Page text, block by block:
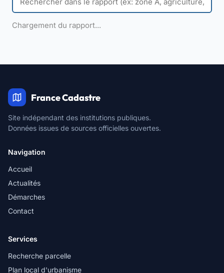
Chargement du rapport...
France Cadastre
Site indépendant des institutions publiques.
Données issues de sources officielles ouvertes.
Navigation
Accueil
Actualités
Démarches
Contact
Services
Recherche parcelle
Plan local d'urbanisme